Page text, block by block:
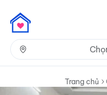
Trang chủ